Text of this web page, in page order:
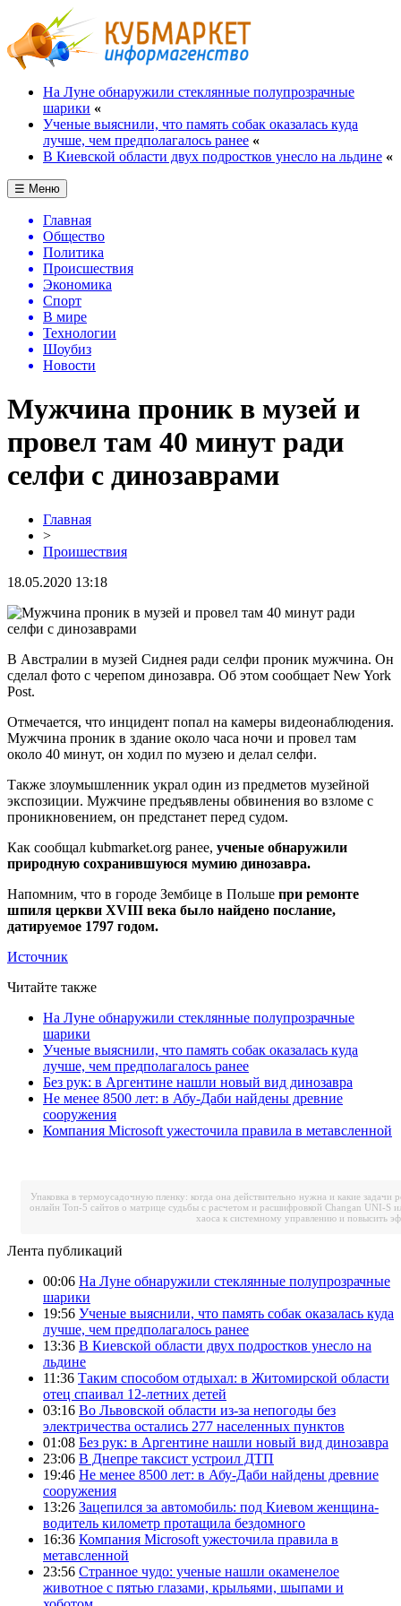
На Луне обнаружили стеклянные полупрозрачные
шарики «
Ученые выяснили, что память собак оказалась куда
лучше, чем предполагалось ранее «
В Киевской области двух подростков унесло на льдине «
☰ Меню
Главная
Общество
Политика
Происшествия
Экономика
Спорт
В мире
Технологии
Шоубиз
Новости
Мужчина проник в музей и
провел там 40 минут ради
селфи с динозаврами
Главная
>
Проишествия
18.05.2020 13:18
В Австралии в музей Сиднея ради селфи проник мужчина. Он
сделал фото с черепом динозавра. Об этом сообщает New York
Post.
Отмечается, что инцидент попал на камеры видеонаблюдения.
Мужчина проник в здание около часа ночи и провел там
около 40 минут, он ходил по музею и делал селфи.
Также злоумышленник украл один из предметов музейной
экспозиции. Мужчине предъявлены обвинения во взломе с
проникновением, он предстанет перед судом.
Как сообщал kubmarket.org ранее, ученые обнаружили
природную сохранившуюся мумию динозавра.
Напомним, что в городе Зембице в Польше при ремонте
шпиля церкви XVIII века было найдено послание,
датируемое 1797 годом.
Источник
Читайте также
На Луне обнаружили стеклянные полупрозрачные
шарики
Ученые выяснили, что память собак оказалась куда
лучше, чем предполагалось ранее
Без рук: в Аргентине нашли новый вид динозавра
Не менее 8500 лет: в Абу-Даби найдены древние
сооружения
Компания Microsoft ужесточила правила в метавсленной
Упаковка в термоусадочную пленку: когда она действительно нужна и какие задачи
онлайн Топ-5 сайтов о матрице судьбы с расчетом и расшифровкой Changan UNI-S
хаоса к системному управлению и повысить
Лента публикаций
00:06 На Луне обнаружили стеклянные полупрозрачные
шарики
19:56 Ученые выяснили, что память собак оказалась куда
лучше, чем предполагалось ранее
13:36 В Киевской области двух подростков унесло на
льдине
11:36 Таким способом отдыхал: в Житомирской области
отец спаивал 12-летних детей
03:16 Во Львовской области из-за непогоды без
электричества остались 277 населенных пунктов
01:08 Без рук: в Аргентине нашли новый вид динозавра
23:06 В Днепре таксист устроил ДТП
19:46 Не менее 8500 лет: в Абу-Даби найдены древние
сооружения
13:26 Зацепился за автомобиль: под Киевом женщина-
водитель километр протащила бездомного
16:36 Компания Microsoft ужесточила правила в
метавсленной
23:56 Странное чудо: ученые нашли окаменелое
животное с пятью глазами, крыльями, шыпами и